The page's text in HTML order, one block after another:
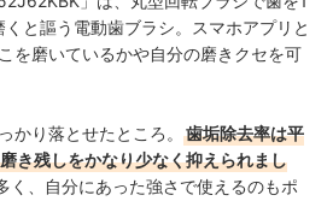
と謳う電動歯ブラシ。スマホアプリと
を磨いているかや自分の磨きクセを可
かり落とせたところ。
歯垢除去率は平
き残しをかなり少なく抑えられまし
く、自分にあった強さで使えるのもポ